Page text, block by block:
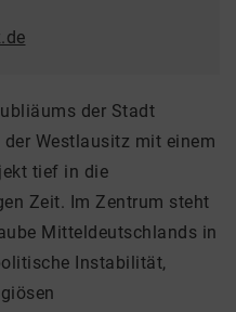
der Stadt
Westlausitz mit einem
tief in die
Zeit. Im Zentrum steht
Mitteldeutschlands in
Instabilität,